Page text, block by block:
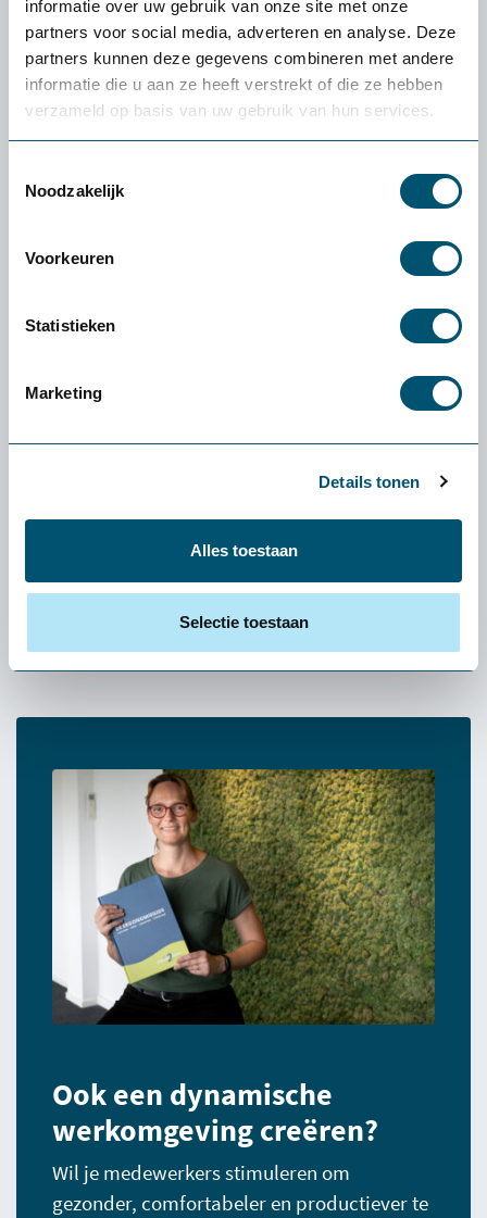
informatie over uw gebruik van onze site met onze
partners voor social media, adverteren en analyse. Deze
partners kunnen deze gegevens combineren met andere
informatie die u aan ze heeft verstrekt of die ze hebben
verzameld op basis van uw gebruik van hun services.
Noodzakelijk
Voorkeuren
Statistieken
Marketing
Details tonen
Alles toestaan
Selectie toestaan
Dynamisch vergaderen
Ook de vergaderruimtes zijn ergonomisch
ingericht. De tafels zijn verstelbaar, waardoor
vergaderen tijdens dagelijkse stand-ups.
Daarnaast zijn de tafels voorzien van een
tafel omhoog komt. Dit maakt overleggen
" Het eindresultaat mag er wezen! Wij zijn trots
Marianne Buijnink (facilitair manager) "
Ook een dynamische
werkomgeving creëren?
Wil je medewerkers stimuleren om
gezonder, comfortabeler en productiever te